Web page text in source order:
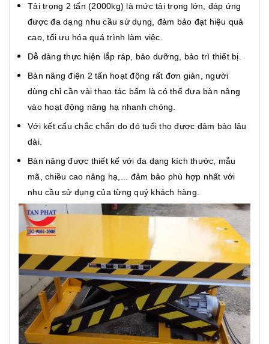
Tải trọng 2 tấn (2000kg) là mức tải trọng lớn, đáp ứng
được đa dạng nhu cầu sử dụng, đảm bảo đạt hiệu quả
cao, tối ưu hóa quá trình làm việc.
Dễ dàng thực hiện lắp ráp, bảo dưỡng, bảo trì thiết bị.
Bàn nâng điện 2 tấn hoạt động rất đơn giản, người
dùng chỉ cần vài thao tác bấm là có thể đưa bàn nâng
vào hoạt động nâng hạ nhanh chóng.
Với kết cấu chắc chắn do đó tuổi thọ được đảm bảo lâu
dài.
Bàn nâng được thiết kế với đa dạng kích thước, mẫu
mã, chiều cao nâng hạ,... đảm bảo phù hợp nhất với
nhu cầu sử dụng của từng quý khách hàng.